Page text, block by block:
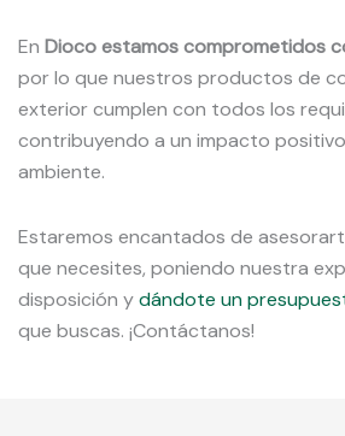
En Dioco estamos comprometidos
por lo que nuestros productos de
exterior cumplen con todos los
contribuyendo a un impacto
ambiente.
Estaremos encantados de
que necesites, poniendo nuestra
disposición ydándote un
que buscas. ¡Contáctanos!